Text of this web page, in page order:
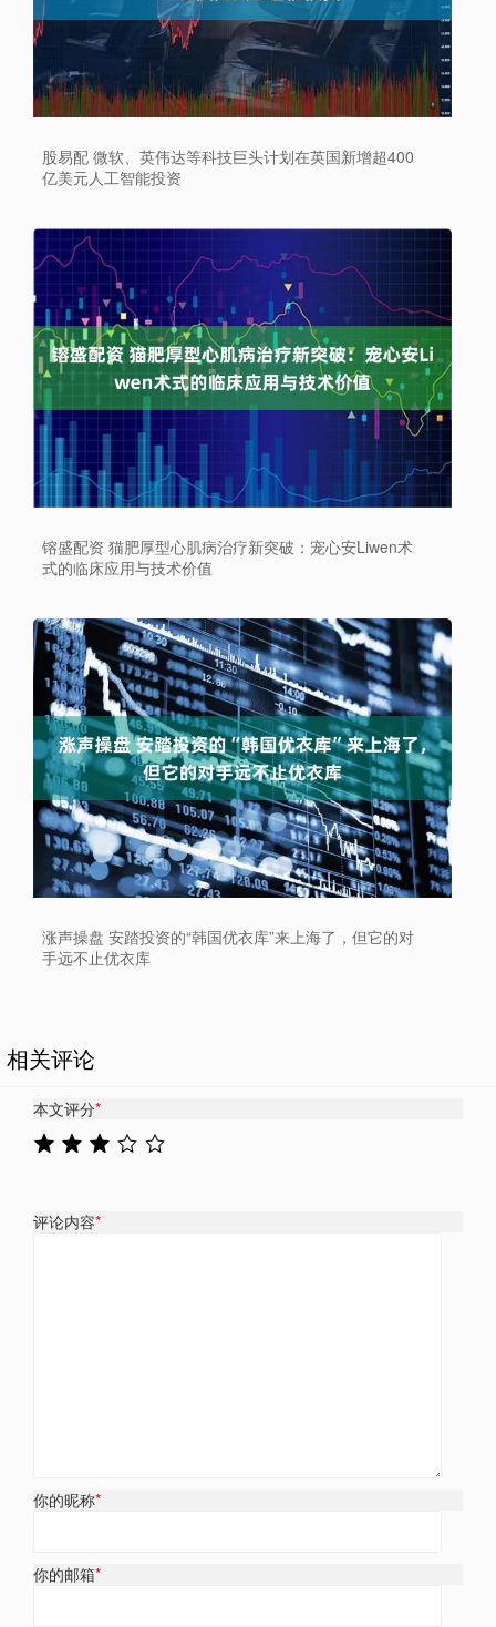
股易配 微软、英伟达等科技巨头计划在英国新增超400
亿美元人工智能投资
镕盛配资 猫肥厚型心肌病治疗新突破：宠心安Liwen术
式的临床应用与技术价值
涨声操盘 安踏投资的“韩国优衣库”来上海了，但它的对
手远不止优衣库
相关评论
本文评分*
评论内容*
你的昵称*
你的邮箱*